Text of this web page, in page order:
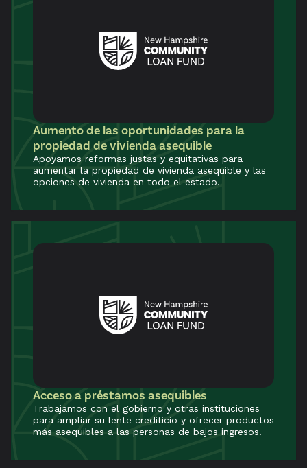
Aumento de las oportunidades para la
propiedad de vivienda asequible
Apoyamos reformas justas y equitativas para
aumentar la propiedad de vivienda asequible y las
opciones de vivienda en todo el estado.
Acceso a préstamos asequibles
Trabajamos con el gobierno y otras instituciones
para ampliar su lente crediticio y ofrecer productos
más asequibles a las personas de bajos ingresos.